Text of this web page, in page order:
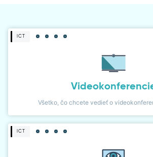
ICT
Všetko, čo chcete vedieť o
ICT